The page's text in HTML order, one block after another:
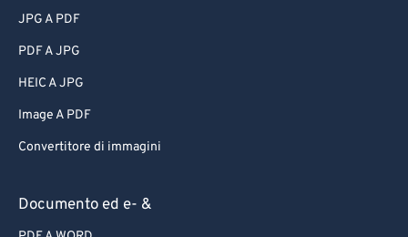
JPG A PDF
PDF A JPG
HEIC A JPG
Image A PDF
Convertitore di immagini
Documento ed e- &